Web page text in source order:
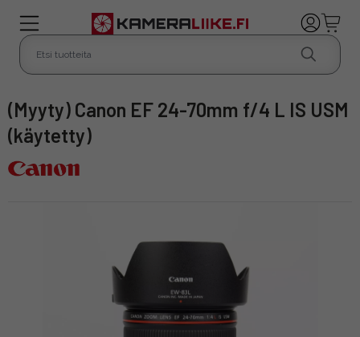
(Myyty) Canon EF 24-70mm f/4 L IS USM
(käytetty)